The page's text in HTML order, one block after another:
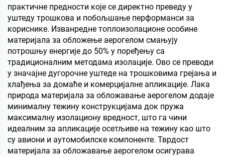
унутрашњи зид,
преградну зид, спаваћу
собу, састанак и
учионицу, КТВ, по
практичне предности које се директно преведу у
уштеду трошкова и побољшање перформанси за
кориснике. Изванредне топлоизолационе особине
материјала за обложење аерогелом смањују
потрошњу енергије до 50% у поређењу са
традиционалним методама изолације. Ово се преводи
у значајне дугорочне уштеде на трошковима грејања и
хлађења за домаће и комерцијалне апликације. Лака
природа материјала за обложавање аерогелом додаје
минималну тежину конструкцијама док пружа
максималну изолациону вредност, што га чини
идеалним за апликације осетљиве на тежину као што
су авиони и аутомобилске компоненте. Тврдост
материјала за обложавање аерогелом осигурава